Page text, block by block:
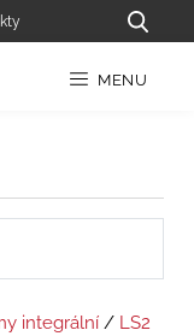
MENU
integrální / LS2